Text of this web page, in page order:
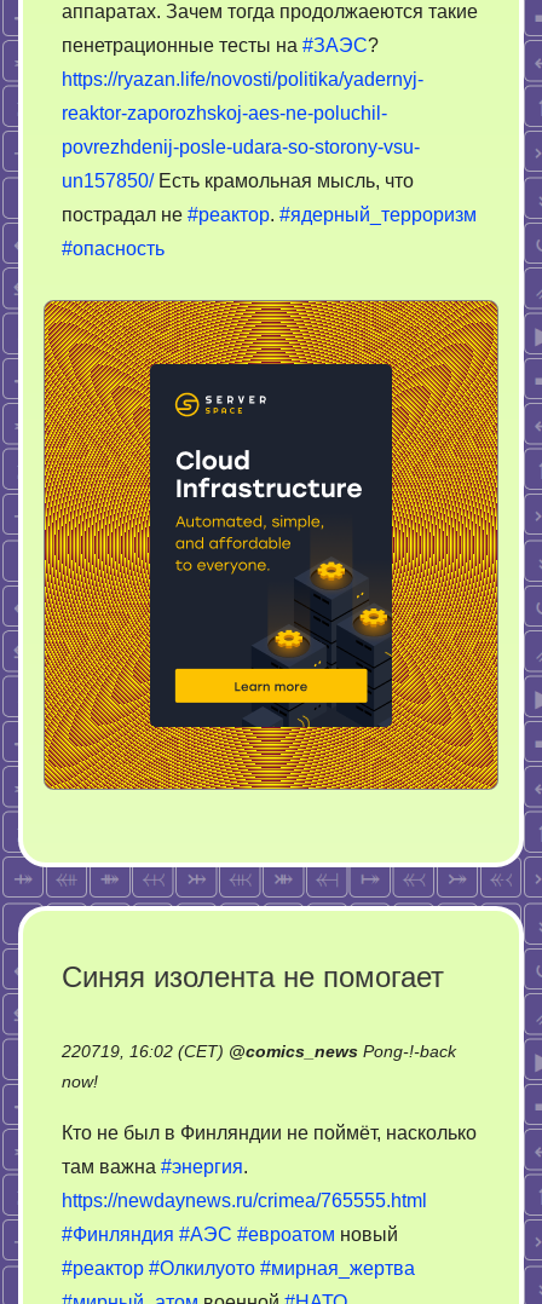
аппаратах. Зачем тогда продолжаеются такие
пенетрационные тесты на #ЗАЭС?
https://ryazan.life/novosti/politika/yadernyj-
reaktor-zaporozhskoj-aes-ne-poluchil-
povrezhdenij-posle-udara-so-storony-vsu-
un157850/Есть крамольная мысль, что
пострадал не #реактор. #ядерный_терроризм
#опасность
Синяя изолента не помогает
220719, 16:02 (CET) @comics_news Pong-!-back
now!on
изолента
не
помогает
Кто не был в Финляндии не поймёт, насколько
там важна #энергия.
https://newdaynews.ru/crimea/765555.html
#Финляндия #АЭС #евроатом новый
#реактор #Олкилуото #мирная_жертва